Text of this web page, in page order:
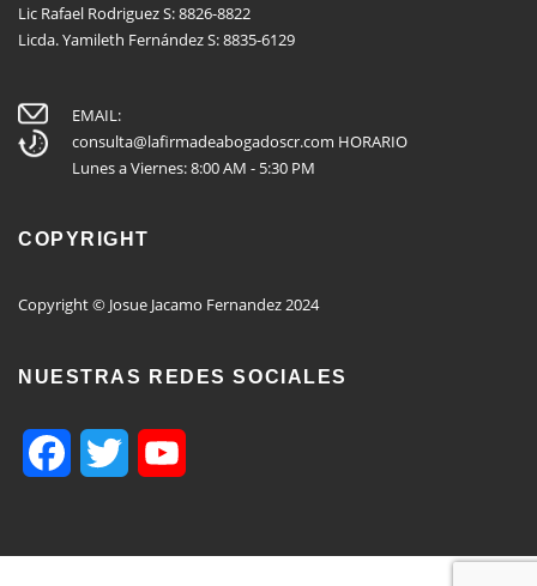
Lic Rafael Rodriguez S: 8826-8822
Licda. Yamileth Fernández S: 8835-6129
EMAIL:
consulta@lafirmadeabogadoscr.com HORARIO
Lunes a Viernes: 8:00 AM - 5:30 PM
COPYRIGHT
Copyright © Josue Jacamo Fernandez 2024
NUESTRAS REDES SOCIALES
FacebookTwitter